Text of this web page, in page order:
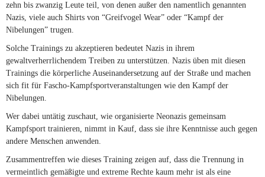
zehn bis zwanzig Leute teil, von denen außer den namentlich genannten
Nazis, viele auch Shirts von “Greifvogel Wear” oder “Kampf der
Nibelungen” trugen.
Solche Trainings zu akzeptieren bedeutet Nazis in ihrem
gewaltverherrlichendem Treiben zu unterstützen. Nazis üben mit diesen
Trainings die körperliche Auseinandersetzung auf der Straße und machen
sich fit für Fascho-Kampfsportveranstaltungen wie den Kampf der
Nibelungen.
Wer dabei untätig zuschaut, wie organisierte Neonazis gemeinsam
Kampfsport trainieren, nimmt in Kauf, dass sie ihre Kenntnisse auch gegen
andere Menschen anwenden.
Zusammentreffen wie dieses Training zeigen auf, dass die Trennung in
vermeintlich gemäßigte und extreme Rechte kaum mehr ist als eine